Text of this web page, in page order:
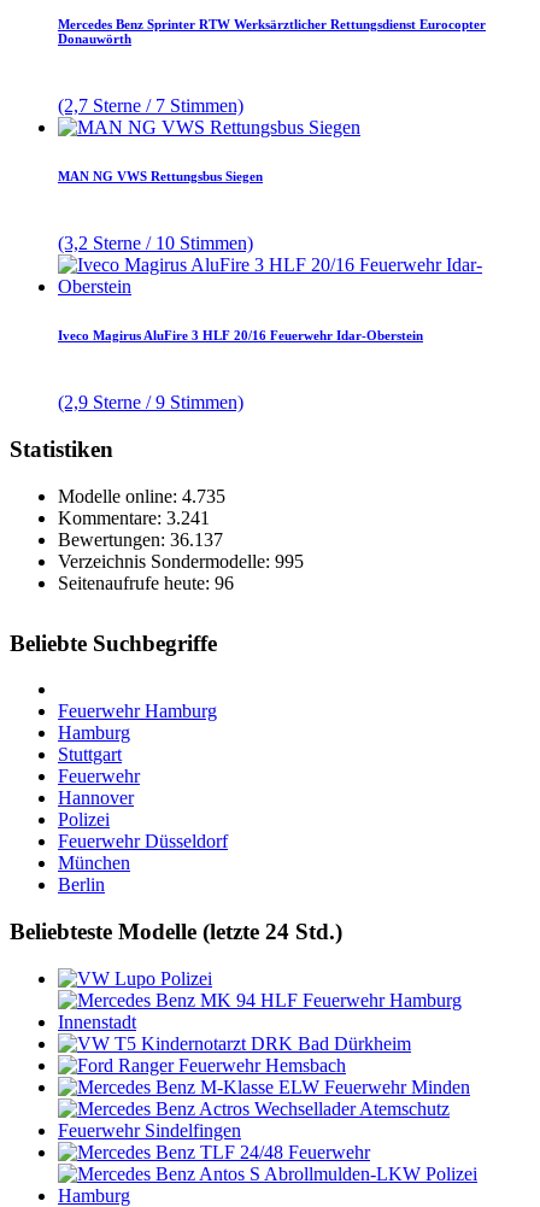
Mercedes Benz Sprinter RTW Werksärztlicher Rettungsdienst Eurocopter
Donauwörth
(2,7 Sterne / 7 Stimmen)
MAN NG VWS Rettungsbus Siegen
(3,2 Sterne / 10 Stimmen)
Iveco Magirus AluFire 3 HLF 20/16 Feuerwehr Idar-Oberstein
(2,9 Sterne / 9 Stimmen)
Statistiken
Modelle online: 4.735
Kommentare: 3.241
Bewertungen: 36.137
Verzeichnis Sondermodelle: 995
Seitenaufrufe heute: 96
Beliebte Suchbegriffe
Feuerwehr Hamburg
Hamburg
Stuttgart
Feuerwehr
Hannover
Polizei
Feuerwehr Düsseldorf
München
Berlin
Beliebteste Modelle (letzte 24 Std.)